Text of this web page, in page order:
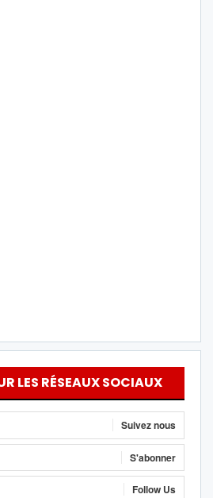
LES RÉSEAUX SOCIAUX
Suivez nous
S'abonner
Follow Us